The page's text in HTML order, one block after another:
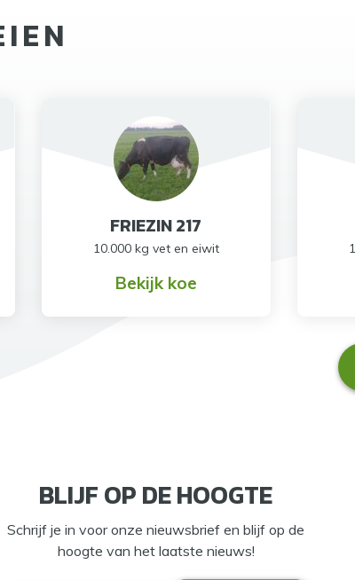
FRIEZIN 217
10.000 kg vet en eiwit
Bekijk koe
BLIJF OP DE HOOGTE
Schrijf je in voor onze nieuwsbrief en blijf op de
hoogte van het laatste nieuws!